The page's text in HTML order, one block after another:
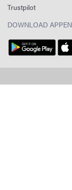
Trustpilot
DOWNLOAD APPEN